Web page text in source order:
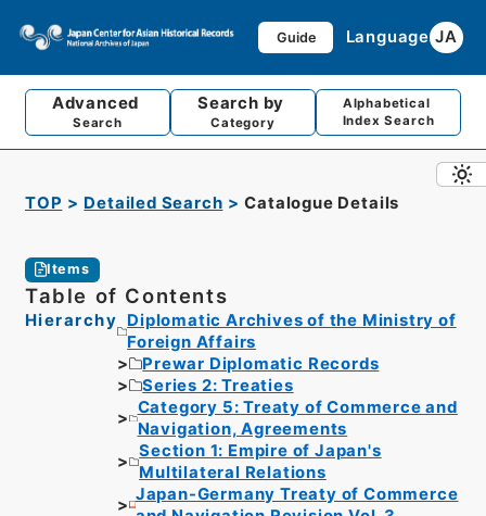
Guide Language JA
Advanced
Search
Search by
Category
Alphabetical
Index Search
TOP Detailed Search Catalogue Details
Items
Table of Contents
Hierarchy
Diplomatic Archives of the Ministry of
Foreign Affairs
Prewar Diplomatic Records
Series 2: Treaties
Category 5: Treaty of Commerce and
Navigation, Agreements
Section 1: Empire of Japan's
Multilateral Relations
Japan-Germany Treaty of Commerce